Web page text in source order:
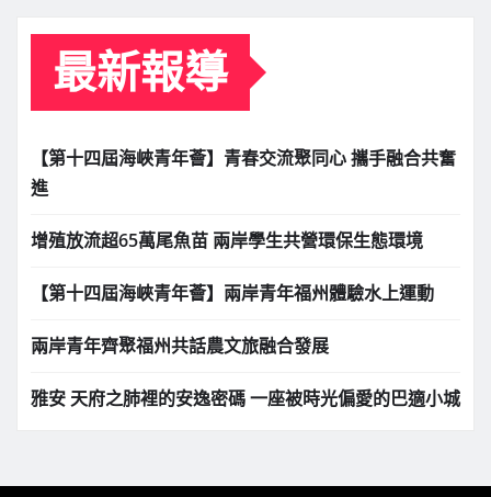
最新報導
【第十四屆海峽青年薈】青春交流聚同心 攜手融合共奮
進
增殖放流超65萬尾魚苗 兩岸學生共營環保生態環境
【第十四屆海峽青年薈】兩岸青年福州體驗水上運動
兩岸青年齊聚福州共話農文旅融合發展
雅安 天府之肺裡的安逸密碼 一座被時光偏愛的巴適小城